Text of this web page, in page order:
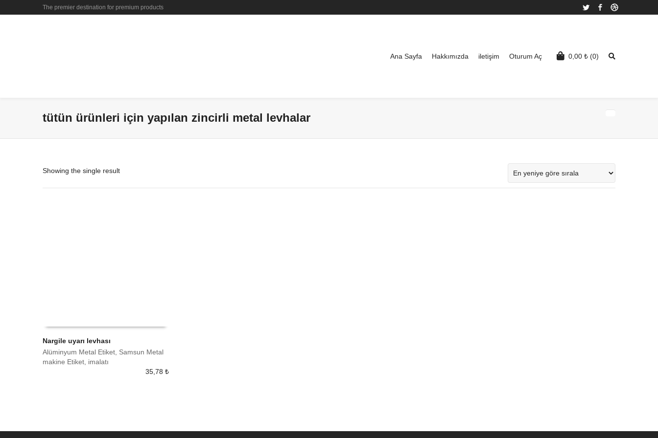
The premier destination for premium products Twitter Facebook
0,00 ₺ (0)
Ana Sayfa Hakkımızda iletişim Oturum Aç
tütün ürünleri için yapılan zincirli metal levhalar
Showing the single result
SEPETE EKLE
Nargile uyarı levhası
Alüminyum Metal Etiket, Samsun Metal
makine Etiket, imalatı
35,78 ₺